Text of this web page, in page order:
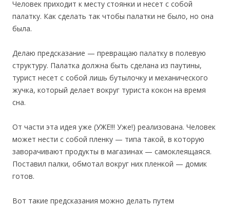
Человек приходит к месту стоянки и несет с собой
палатку. Как сделать так чтобы палатки не было, но она
была.
Делаю предсказание — превращаю палатку в полевую
структуру. Палатка должна быть сделана из паутины,
турист несет с собой лишь бутылочку и механического
жучка, который делает вокруг туриста кокон на время
сна.
От части эта идея уже (УЖЕ!!! Уже!) реализована. Человек
может нести с собой пленку — типа такой, в которую
заворачивают продукты в магазинах — самоклеящаяся.
Поставил палки, обмотал вокруг них пленкой — домик
готов.
Вот такие предсказания можно делать путем